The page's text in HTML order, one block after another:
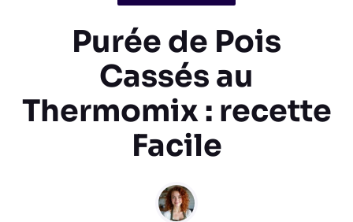
Purée de Pois
Cassés au
Thermomix : recette
Facile